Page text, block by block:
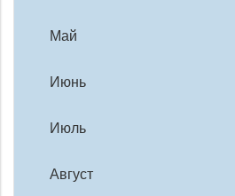
Май
Июнь
Июль
Август